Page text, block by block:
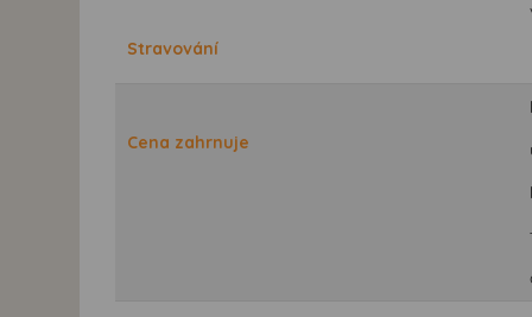
Stravování
Cena zahrnuje